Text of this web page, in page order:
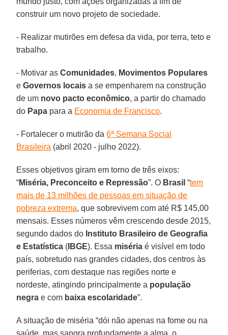
construir um novo projeto de sociedade.
- Realizar mutirões em defesa da vida, por terra, teto e
trabalho.
- Motivar asComunidades, Movimentos Populares
eGovernos locais a se empenharem na construção
de um novo pacto econômico, a partir do chamado
do Papa para a Economia de Francisco.
- Fortalecer o mutirão da6ª Semana Social
Brasileira (abril 2020 - julho 2022).
Esses objetivos giram em torno de três eixos:
“Miséria, Preconceito e Repressão”. O Brasil “tem
mais de 13 milhões de pessoas em situação de
pobreza extrema, que sobrevivem com até R$ 145,00
mensais. Esses números vêm crescendo desde 2015,
segundo dados do Instituto Brasileiro de Geografia
e Estatística ( IBGE). Essa miséria é visível em todo
país, sobretudo nas grandes cidades, dos centros às
periferias, com destaque nas regiões norte e
nordeste, atingindo principalmente a população
negra e com baixa escolaridade”.
A situação de miséria “dói não apenas na fome ou na
saúde, mas sangra profundamente a alma, o